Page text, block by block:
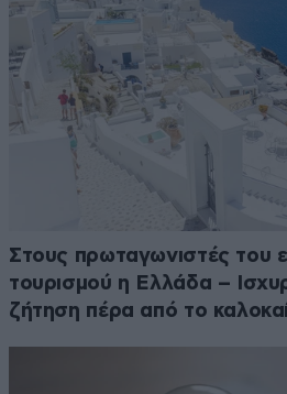
Στους πρωταγωνιστές του
τουρισμού η Ελλάδα –
ζήτηση πέρα από το